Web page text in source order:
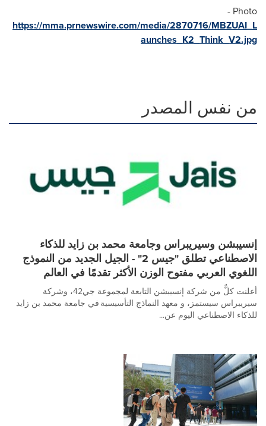
Photo -
https://mma.prnewswire.com/media/2870716/MBZUAI_L
aunches_K2_Think_V2.jpg
من نفس المصدر
إنسيبشن وسيريبراس وجامعة محمد بن زايد للذكاء
الاصطناعي تطلق "جيس 2" - الجيل الجديد من النموذج
اللغوي العربي مفتوح الوزن الأكثر تقدمًا في العالم
أعلنت كلٌّ من شركة إنسيبشن التابعة لمجموعة جي42، وشركة
سيريبراس سيستمز، و معهد النماذج التأسيسية في جامعة محمد بن زايد
للذكاء الاصطناعي اليوم عن...